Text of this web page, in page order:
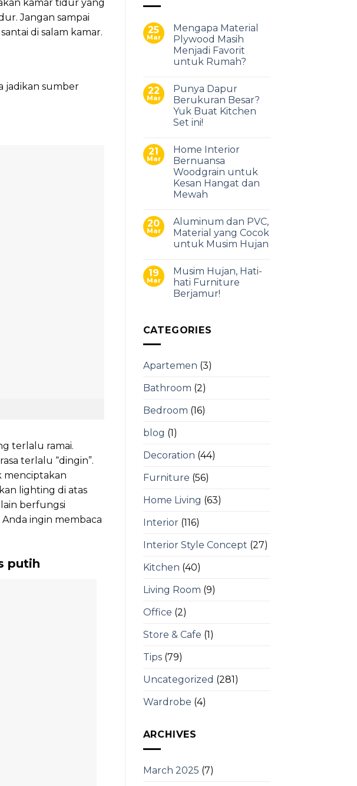
kamar tidur yang
Jangan sampai
di salam kamar.
jadikan sumber
terlalu ramai.
terlalu “dingin”.
lighting di atas
berfungsi
ingin membaca
putih
25
Mar
Mengapa Material
Plywood Masih
Menjadi Favorit
untuk Rumah?
22
Mar
Punya Dapur
Berukuran Besar?
Yuk Buat Kitchen
Set ini!
21
Mar
Home Interior
Bernuansa
Woodgrain untuk
Kesan Hangat dan
Mewah
20
Mar
Aluminum dan PVC,
Material yang Cocok
untuk Musim Hujan
19
Mar
Musim Hujan, Hati-
hati Furniture
Berjamur!
CATEGORIES
Apartemen (3)
Bathroom (2)
Bedroom (16)
blog (1)
Decoration (44)
Furniture (56)
Home Living (63)
Interior(116)
Interior Style Concept (27)
Kitchen (40)
Living Room (9)
Office (2)
Store & Cafe (1)
Tips(79)
Uncategorized (281)
Wardrobe (4)
ARCHIVES
March 2025 (7)